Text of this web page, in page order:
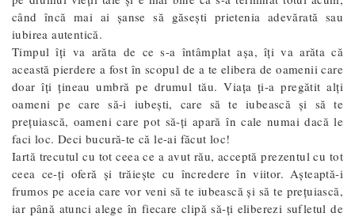
când încă mai ai şanse să găseşti prietenia adevărată sau
iubirea autentică.
Timpul îţi va arăta de ce s-a întâmplat aşa, îţi va arăta că
această pierdere a fost în scopul de a te elibera de oamenii care
doar îţi ţineau umbră pe drumul tău. Viaţa ţi-a pregătit alţi
oameni pe care să-i iubeşti, care să te iubească şi să te
preţuiască, oameni care pot să-ţi apară în cale numai dacă le
faci loc. Deci bucură-te că le-ai făcut loc!
Iartă trecutul cu tot ceea ce a avut rău, acceptă prezentul cu tot
ceea ce-ţi oferă şi trăieşte cu încredere în viitor. Așteaptă-i
frumos pe aceia care vor veni să te iubească şi să te preţuiască,
iar până atunci alege în fiecare clipă să-ţi eliberezi sufletul de